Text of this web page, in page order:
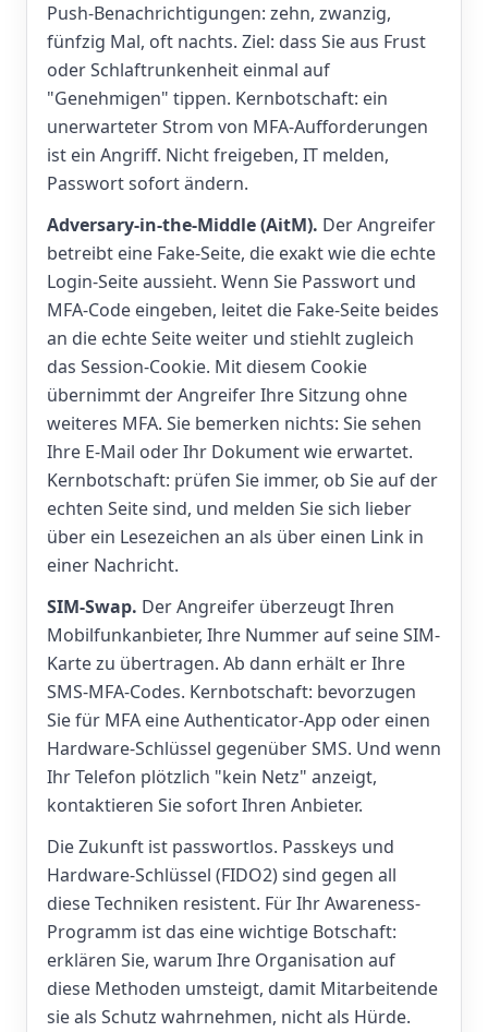
Push-Benachrichtigungen: zehn, zwanzig,
fünfzig Mal, oft nachts. Ziel: dass Sie aus Frust
oder Schlaftrunkenheit einmal auf
"Genehmigen" tippen. Kernbotschaft: ein
unerwarteter Strom von MFA-Aufforderungen
ist ein Angriff. Nicht freigeben, IT melden,
Passwort sofort ändern.
Adversary-in-the-Middle (AitM). Der Angreifer
betreibt eine Fake-Seite, die exakt wie die echte
Login-Seite aussieht. Wenn Sie Passwort und
MFA-Code eingeben, leitet die Fake-Seite beides
an die echte Seite weiter und stiehlt zugleich
das Session-Cookie. Mit diesem Cookie
übernimmt der Angreifer Ihre Sitzung ohne
weiteres MFA. Sie bemerken nichts: Sie sehen
Ihre E-Mail oder Ihr Dokument wie erwartet.
Kernbotschaft: prüfen Sie immer, ob Sie auf der
echten Seite sind, und melden Sie sich lieber
über ein Lesezeichen an als über einen Link in
einer Nachricht.
SIM-Swap. Der Angreifer überzeugt Ihren
Mobilfunkanbieter, Ihre Nummer auf seine SIM-
Karte zu übertragen. Ab dann erhält er Ihre
SMS-MFA-Codes. Kernbotschaft: bevorzugen
Sie für MFA eine Authenticator-App oder einen
Hardware-Schlüssel gegenüber SMS. Und wenn
Ihr Telefon plötzlich "kein Netz" anzeigt,
kontaktieren Sie sofort Ihren Anbieter.
Die Zukunft ist passwortlos. Passkeys und
Hardware-Schlüssel (FIDO2) sind gegen all
diese Techniken resistent. Für Ihr Awareness-
Programm ist das eine wichtige Botschaft:
erklären Sie, warum Ihre Organisation auf
diese Methoden umsteigt, damit Mitarbeitende
sie als Schutz wahrnehmen, nicht als Hürde.